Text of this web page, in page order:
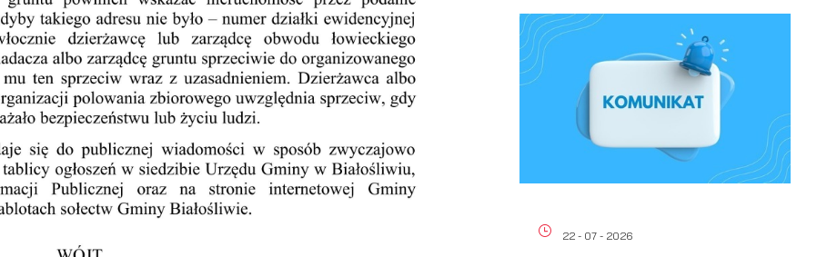
22 - 07 - 2026
Niezbędne
Niezbędne pliki cookies służą do prawidłowego funkcjonowania strony internetowej i
umożliwiają Ci komfortowe korzystanie z oferowanych przez nas usług.
Pliki cookies odpowiadają na podejmowane przez Ciebie działania w celu m.in.
dostosowania Twoich ustawień preferencji prywatności, logowania czy wypełniania
formularzy. Dzięki plikom cookies strona, z której korzystasz, może działać bez
zakłóceń.
Więcej
Funkcjonalne i personalizacyjne
Tego typu pliki cookies umożliwiają stronie internetowej zapamiętanie
ZAPISZ WYBRANE